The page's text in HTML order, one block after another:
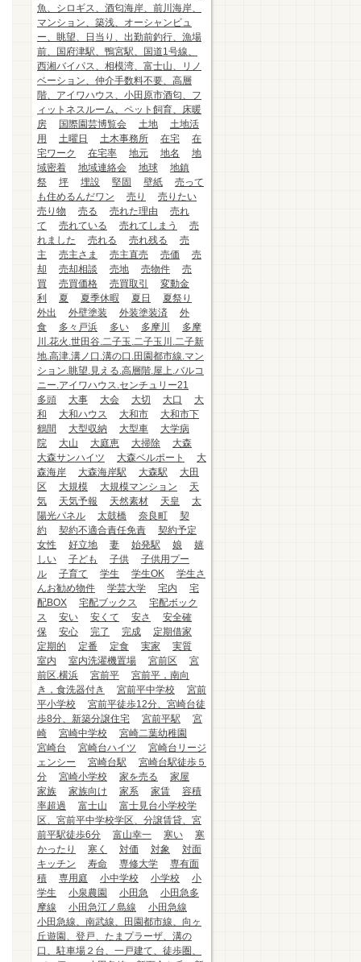
魚、シロギス、酒匂海岸、前川海岸、
マンション、築浅、オーシャンビュ
ー、眺望、日当り、出勤前釣行、漁場
前、国府津駅、鴨宮駅、国道1号線、
西湘バイパス、相模湾、富士山、リノ
ベーション、仲介手数料不要、高層
階、アイワハウス、小田原市酒匂、フ
ィットネスルーム、ペット飼育、床暖
房
国際園芸博覧会 土地
土地活
用
土曜日 土木事務所 在宅
在
宅ワーク
在宅率 地元 地名
地
域密着
地域連絡会 地球
地鎮
祭
坪 埋設 堅固 壁紙
売って
も住めるんだワン
売り
売りたい
売り物
売る 売れた理由
売れ
て
売れている 売れてしまう
売
れました
売れる 売れ残る
売
主
売主さま 売主直売 売価
売
却
売却相談 売地 売物件
売
買
売買価格 売買取引
変動金
利
夏 夏季休暇 夏日
夏祭り
外出
外壁塗装 外装塗装済
外
食
多々戸浜 多い 多摩川
多摩
川.花火.世田谷.二子玉.二子玉川.二子新
地.高津.溝ノ口.溝の口.田園都市線.マン
ション.眺望.見える.高層階.屋上.バルコ
ニー.アイワハウス.センチュリー21
多頭
大事 大会 大切 大口
大
和
大和ハウス 大和市
大和市下
鶴間
大型収納 大型車
大学病
院
大山 大庭恵 大掃除
大森
大森サンハイツ
大森ベルポート
大
森海岸
大森海岸駅 大森駅
大田
区
大規模 大規模マンション
天
気
天気予報 天然素材 天皇
太
陽光パネル
太鼓橋 奈良町
契
約
契約不適合責任免責
契約予定
女性
好立地 妻 始発駅 娘
嬉
しい
子ども 子供
子供用プー
ル
子育て 学生 学生OK
学生さ
んお勧め物件
学芸大学 宅内
宅
配BOX
宅配ブックス
宅配ボック
ス
安い 安くて 安さ
安全確
保
安心 完了 完成
定期借家
定期的
定番 定食 実家
実質
室内
室内洗濯機置場 宮前区
宮
前区.横浜
宮前平
宮前平，南向
き，食洗器付き
宮前平中学校
宮前
平小学校
宮前平徒歩12分、宮崎台徒
歩8分、新築分譲住宅
宮前平駅
宮
崎
宮崎中学校
宮崎二葉幼稚園
宮崎台
宮崎台ハイツ
宮崎台リージ
ェンシー
宮崎台駅
宮崎台駅徒歩５
分
宮崎小学校 家を売る
家屋
家族
家族向け 家系 家賃
容積
率超過
富士山
富士見台小学校学
区、宮前平中学校学区、分譲賃貸、宮
前平駅徒歩6分
富山幸一 寒い
寒
かったり
寒く 対価 対象
対面
キッチン
寿命 専修大学
専有面
積
専用庭 小中学校 小学校
小
学生
小泉農園 小田急
小田急多
摩線
小田急江ノ島線
小田急線
小田急線、南武線、田園都市線、向ヶ
丘遊園、登戸、たまプラーザ、溝の
口、駐車場２台、一戸建て、徒歩圏、